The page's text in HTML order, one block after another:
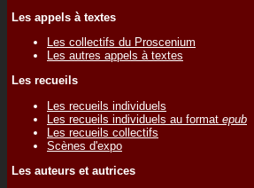
Les appels à textes
Les collectifs du Proscenium
Les autres appels à textes
Les recueils
Les recueils individuels
Les recueils individuels au format epub
Les recueils collectifs
Scènes d'expo
Les auteurs et autrices